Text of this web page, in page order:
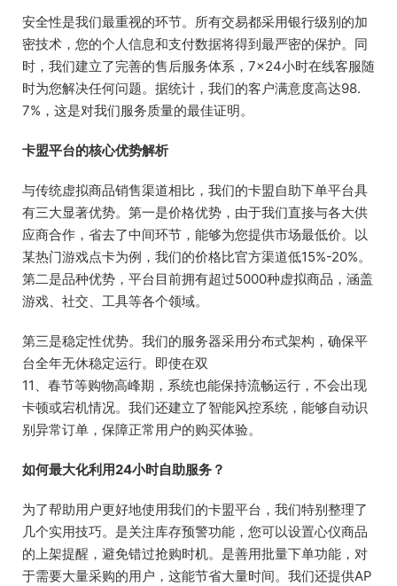
安全性是我们最重视的环节。所有交易都采用银行级别的加
密技术，您的个人信息和支付数据将得到最严密的保护。同
时，我们建立了完善的售后服务体系，7×24小时在线客服随
时为您解决任何问题。据统计，我们的客户满意度高达98.
7%，这是对我们服务质量的最佳证明。
卡盟平台的核心优势解析
与传统虚拟商品销售渠道相比，我们的卡盟自助下单平台具
有三大显著优势。第一是价格优势，由于我们直接与各大供
应商合作，省去了中间环节，能够为您提供市场最低价。以
某热门游戏点卡为例，我们的价格比官方渠道低15%-20%。
第二是品种优势，平台目前拥有超过5000种虚拟商品，涵盖
游戏、社交、工具等各个领域。
第三是稳定性优势。我们的服务器采用分布式架构，确保平
台全年无休稳定运行。即使在双
11、春节等购物高峰期，系统也能保持流畅运行，不会出现
卡顿或宕机情况。我们还建立了智能风控系统，能够自动识
别异常订单，保障正常用户的购买体验。
如何最大化利用24小时自助服务？
为了帮助用户更好地使用我们的卡盟平台，我们特别整理了
几个实用技巧。是关注库存预警功能，您可以设置心仪商品
的上架提醒，避免错过抢购时机。是善用批量下单功能，对
于需要大量采购的用户，这能节省大量时间。我们还提供AP